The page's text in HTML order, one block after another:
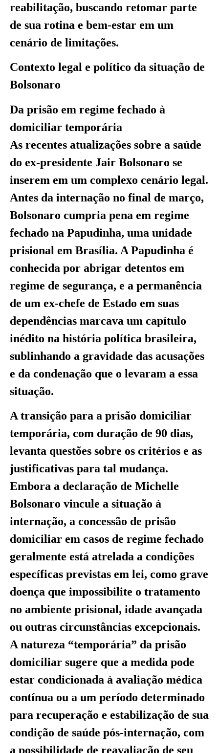
reabilitação, buscando retomar parte
de sua rotina e bem-estar em um
cenário de limitações.
Contexto legal e político da situação de
Bolsonaro
Da prisão em regime fechado à
domiciliar temporária
As recentes atualizações sobre a saúde
do ex-presidente Jair Bolsonaro se
inserem em um complexo cenário legal.
Antes da internação no final de março,
Bolsonaro cumpria pena em regime
fechado na Papudinha, uma unidade
prisional em Brasília. A Papudinha é
conhecida por abrigar detentos em
regime de segurança, e a permanência
de um ex-chefe de Estado em suas
dependências marcava um capítulo
inédito na história política brasileira,
sublinhando a gravidade das acusações
e da condenação que o levaram a essa
situação.
A transição para a prisão domiciliar
temporária, com duração de 90 dias,
levanta questões sobre os critérios e as
justificativas para tal mudança.
Embora a declaração de Michelle
Bolsonaro vincule a situação à
internação, a concessão de prisão
domiciliar em casos de regime fechado
geralmente está atrelada a condições
específicas previstas em lei, como grave
doença que impossibilite o tratamento
no ambiente prisional, idade avançada
ou outras circunstâncias excepcionais.
A natureza “temporária” da prisão
domiciliar sugere que a medida pode
estar condicionada à avaliação médica
contínua ou a um período determinado
para recuperação e estabilização de sua
condição de saúde pós-internação, com
a possibilidade de reavaliação de seu